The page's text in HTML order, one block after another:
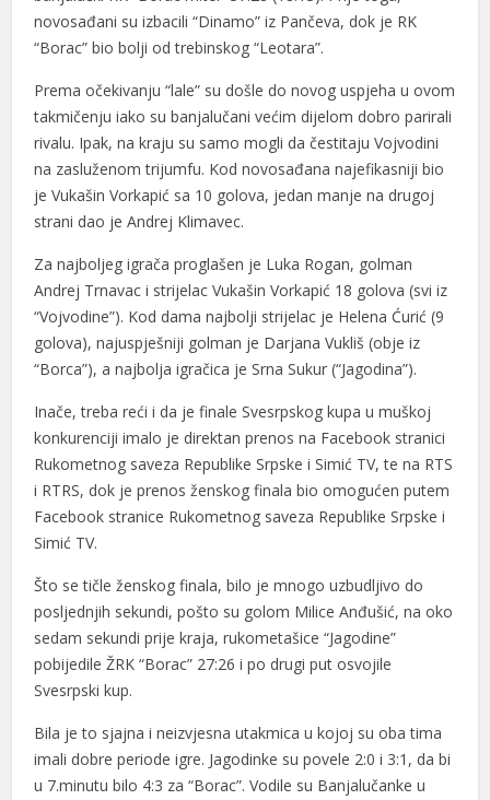
novosađani su izbacili “Dinamo” iz Pančeva, dok je RK
“Borac” bio bolji od trebinskog “Leotara”.
Prema očekivanju “lale” su došle do novog uspjeha u ovom
takmičenju iako su banjalučani većim dijelom dobro parirali
rivalu. Ipak, na kraju su samo mogli da čestitaju Vojvodini
na zasluženom trijumfu. Kod novosađana najefikasniji bio
je Vukašin Vorkapić sa 10 golova, jedan manje na drugoj
strani dao je Andrej Klimavec.
Za najboljeg igrača proglašen je Luka Rogan, golman
Andrej Trnavac i strijelac Vukašin Vorkapić 18 golova (svi iz
“Vojvodine”). Kod dama najbolji strijelac je Helena Ćurić (9
golova), najuspješniji golman je Darjana Vukliš (obje iz
“Borca”), a najbolja igračica je Srna Sukur (“Jagodina”).
Inače, treba reći i da je finale Svesrpskog kupa u muškoj
konkurenciji imalo je direktan prenos na Facebook stranici
Rukometnog saveza Republike Srpske i Simić TV, te na RTS
i RTRS, dok je prenos ženskog finala bio omogućen putem
Facebook stranice Rukometnog saveza Republike Srpske i
Simić TV.
Što se tičle ženskog finala, bilo je mnogo uzbudljivo do
posljednjih sekundi, pošto su golom Milice Anđušić, na oko
sedam sekundi prije kraja, rukometašice “Jagodine”
pobijedile ŽRK “Borac” 27:26 i po drugi put osvojile
Svesrpski kup.
Bila je to sjajna i neizvjesna utakmica u kojoj su oba tima
imali dobre periode igre. Jagodinke su povele 2:0 i 3:1, da bi
u 7.minutu bilo 4:3 za “Borac”. Vodile su Banjalučanke u